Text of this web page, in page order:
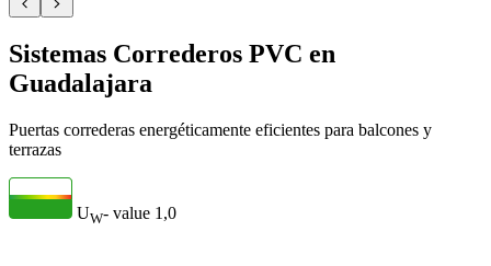
Sistemas Correderos PVC en
Guadalajara
Puertas correderas energéticamente eficientes para balcones y
terrazas
UW- value 1,0